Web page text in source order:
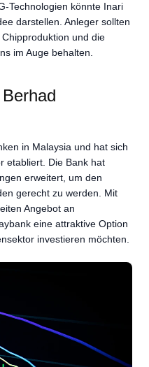
Technologien könnte Inari
darstellen. Anleger sollten
und die
im Auge behalten.
in Malaysia und hat sich
etabliert. Die Bank hat
erweitert, um den
gerecht zu werden. Mit
Angebot an
eine attraktive Option
investieren möchten.